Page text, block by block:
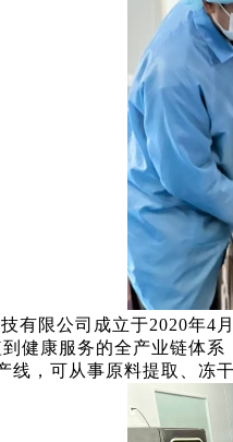
有限公司成立于2020年4
健康服务的全产业链体
线，可从事原料提取、冻